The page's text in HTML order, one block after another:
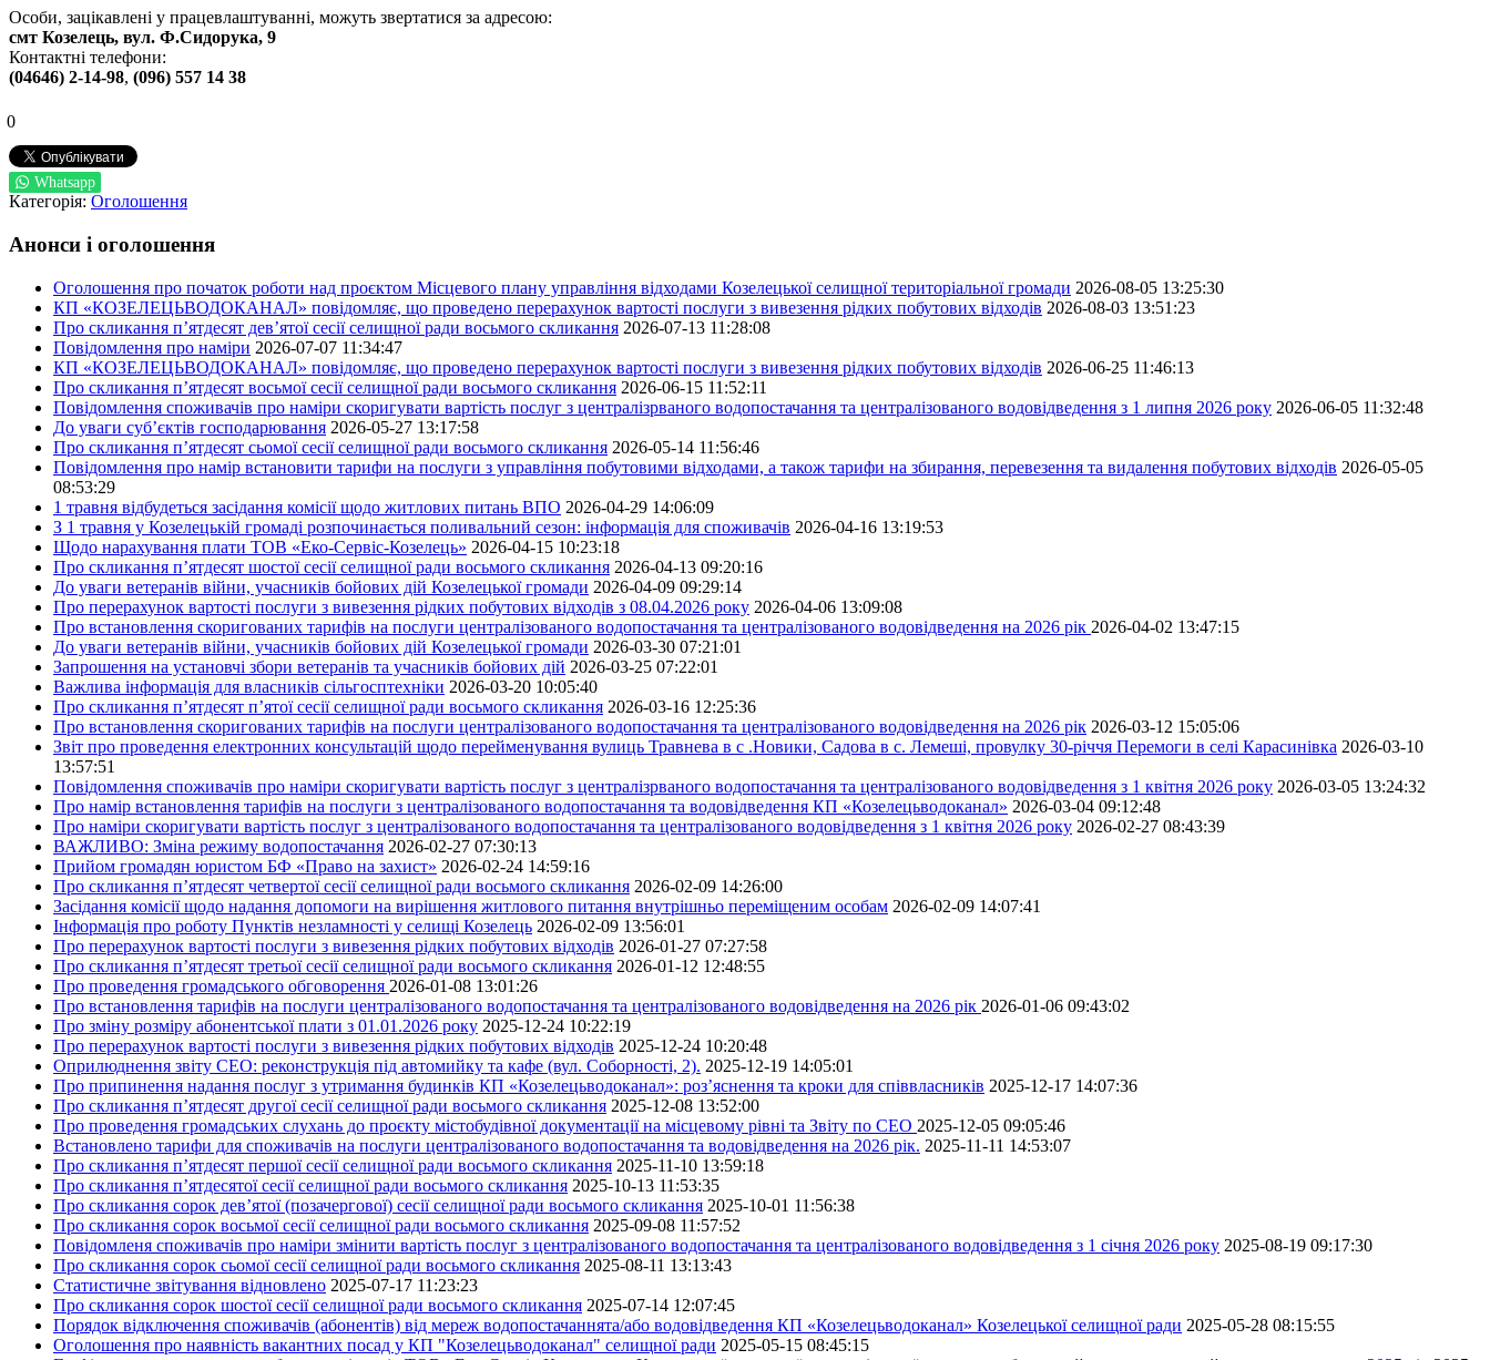
Особи, зацікавлені у працевлаштуванні, можуть звертатися за адресою:
смт Козелець, вул. Ф.Сидорука, 9
Контактні телефони:
(04646) 2-14-98, (096) 557 14 38
0
Whatsapp
Категорія: Оголошення
Анонси і оголошення
Оголошення про початок роботи над проєктом Місцевого плану управління відходами Козелецької селищної територіальної громади 2026-08-05 13:25:30
КП «КОЗЕЛЕЦЬВОДОКАНАЛ» повідомляє, що проведено перерахунок вартості послуги з вивезення рідких побутових відходів 2026-08-03 13:51:23
Про скликання п’ятдесят дев’ятої сесії селищної ради восьмого скликання 2026-07-13 11:28:08
Повідомлення про наміри 2026-07-07 11:34:47
КП «КОЗЕЛЕЦЬВОДОКАНАЛ» повідомляє, що проведено перерахунок вартості послуги з вивезення рідких побутових відходів 2026-06-25 11:46:13
Про скликання п’ятдесят восьмої сесії селищної ради восьмого скликання 2026-06-15 11:52:11
Повідомлення споживачів про наміри скоригувати вартість послуг з централізрваного водопостачання та централізованого водовідведення з 1 липня 2026 року 2026-06-05 11:32:48
До уваги суб’єктів господарювання 2026-05-27 13:17:58
Про скликання п’ятдесят сьомої сесії селищної ради восьмого скликання 2026-05-14 11:56:46
Повідомлення про намір встановити тарифи на послуги з управління побутовими відходами, а також тарифи на збирання, перевезення та видалення побутових відходів 2026-05-05
08:53:29
1 травня відбудеться засідання комісії щодо житлових питань ВПО 2026-04-29 14:06:09
З 1 травня у Козелецькій громаді розпочинається поливальний сезон: інформація для споживачів 2026-04-16 13:19:53
Щодо нарахування плати ТОВ «Еко-Сервіс-Козелець» 2026-04-15 10:23:18
Про скликання п’ятдесят шостої сесії селищної ради восьмого скликання 2026-04-13 09:20:16
До уваги ветеранів війни, учасників бойових дій Козелецької громади 2026-04-09 09:29:14
Про перерахунок вартості послуги з вивезення рідких побутових відходів з 08.04.2026 року 2026-04-06 13:09:08
Про встановлення скоригованих тарифів на послуги централізованого водопостачання та централізованого водовідведення на 2026 рік 2026-04-02 13:47:15
До уваги ветеранів війни, учасників бойових дій Козелецької громади 2026-03-30 07:21:01
Запрошення на установчі збори ветеранів та учасників бойових дій 2026-03-25 07:22:01
Важлива інформація для власників сільгосптехніки 2026-03-20 10:05:40
Про скликання п’ятдесят п’ятої сесії селищної ради восьмого скликання 2026-03-16 12:25:36
Про встановлення скоригованих тарифів на послуги централізованого водопостачання та централізованого водовідведення на 2026 рік 2026-03-12 15:05:06
Звіт про проведення електронних консультацій щодо перейменування вулиць Травнева в с .Новики, Садова в с. Лемеші, провулку 30-річчя Перемоги в селі Карасинівка 2026-03-10
13:57:51
Повідомлення споживачів про наміри скоригувати вартість послуг з централізрваного водопостачання та централізованого водовідведення з 1 квітня 2026 року 2026-03-05 13:24:32
Про намір встановлення тарифів на послуги з централізованого водопостачання та водовідведення КП «Козелецьводоканал» 2026-03-04 09:12:48
Про наміри скоригувати вартість послуг з централізованого водопостачання та централізованого водовідведення з 1 квітня 2026 року 2026-02-27 08:43:39
ВАЖЛИВО: Зміна режиму водопостачання 2026-02-27 07:30:13
Прийом громадян юристом БФ «Право на захист» 2026-02-24 14:59:16
Про скликання п’ятдесят четвертої сесії селищної ради восьмого скликання 2026-02-09 14:26:00
Засідання комісії щодо надання допомоги на вирішення житлового питання внутрішньо переміщеним особам 2026-02-09 14:07:41
Інформація про роботу Пунктів незламності у селищі Козелець 2026-02-09 13:56:01
Про перерахунок вартості послуги з вивезення рідких побутових відходів 2026-01-27 07:27:58
Про скликання п’ятдесят третьої сесії селищної ради восьмого скликання 2026-01-12 12:48:55
Про проведення громадського обговорення 2026-01-08 13:01:26
Про встановлення тарифів на послуги централізованого водопостачання та централізованого водовідведення на 2026 рік 2026-01-06 09:43:02
Про зміну розміру абонентської плати з 01.01.2026 року 2025-12-24 10:22:19
Про перерахунок вартості послуги з вивезення рідких побутових відходів 2025-12-24 10:20:48
Оприлюднення звіту СЕО: реконструкція під автомийку та кафе (вул. Соборності, 2). 2025-12-19 14:05:01
Про припинення надання послуг з утримання будинків КП «Козелецьводоканал»: роз’яснення та кроки для співвласників 2025-12-17 14:07:36
Про скликання п’ятдесят другої сесії селищної ради восьмого скликання 2025-12-08 13:52:00
Про проведення громадських слухань до проєкту містобудівної документації на місцевому рівні та Звіту по СЕО 2025-12-05 09:05:46
Встановлено тарифи для споживачів на послуги централізованого водопостачання та водовідведення на 2026 рік. 2025-11-11 14:53:07
Про скликання п’ятдесят першої сесії селищної ради восьмого скликання 2025-11-10 13:59:18
Про скликання п’ятдесятої сесії селищної ради восьмого скликання 2025-10-13 11:53:35
Про скликання сорок дев’ятої (позачергової) сесії селищної ради восьмого скликання 2025-10-01 11:56:38
Про скликання сорок восьмої сесії селищної ради восьмого скликання 2025-09-08 11:57:52
Повідомленя споживачів про наміри змінити вартість послуг з централізованого водопостачання та централізованого водовідведення з 1 січня 2026 року 2025-08-19 09:17:30
Про скликання сорок сьомої сесії селищної ради восьмого скликання 2025-08-11 13:13:43
Статистичне звітування відновлено 2025-07-17 11:23:23
Про скликання сорок шостої сесії селищної ради восьмого скликання 2025-07-14 12:07:45
Порядок відключення споживачів (абонентів) від мереж водопостачаннята/або водовідведення КП «Козелецьводоканал» Козелецької селищної ради 2025-05-28 08:15:55
Оголошення про наявність вакантних посад у КП "Козелецьводоканал" селищної ради 2025-05-15 08:45:15